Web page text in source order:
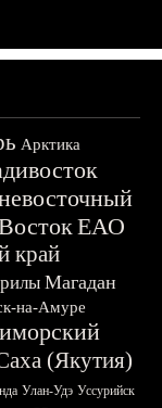
Арктика
ЕАО
край
Магадан
на-Амуре
(Якутия)
Улан-Удэ Уссурийск